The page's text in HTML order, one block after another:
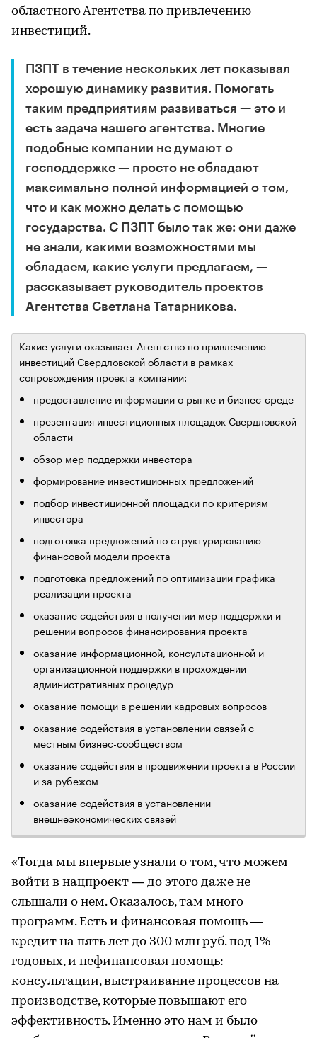
областного Агентства по привлечению
инвестиций.
ПЗПТ в течение нескольких лет показывал
хорошую динамику развития. Помогать
таким предприятиям развиваться — это и
есть задача нашего агентства. Многие
подобные компании не думают о
господдержке — просто не обладают
максимально полной информацией о том,
что и как можно делать с помощью
государства. С ПЗПТ было так же: они даже
не знали, какими возможностями мы
обладаем, какие услуги предлагаем, —
рассказывает руководитель проектов
Агентства Светлана Татарникова.
Какие услуги оказывает Агентство по привлечению
инвестиций Свердловской области в рамках
сопровождения проекта компании:
предоставление информации о рынке и бизнес-среде
презентация инвестиционных площадок Свердловской
области
обзор мер поддержки инвестора
формирование инвестиционных предложений
подбор инвестиционной площадки по критериям
инвестора
подготовка предложений по структурированию
финансовой модели проекта
подготовка предложений по оптимизации графика
реализации проекта
оказание содействия в получении мер поддержки и
решении вопросов финансирования проекта
оказание информационной, консультационной и
организационной поддержки в прохождении
административных процедур
оказание помощи в решении кадровых вопросов
оказание содействия в установлении связей с
местным бизнес-сообществом
оказание содействия в продвижении проекта в России
и за рубежом
оказание содействия в установлении
внешнеэкономических связей
«Тогда мы впервые узнали о том, что можем
войти в нацпроект — до этого даже не
слышали о нем. Оказалось, там много
программ. Есть и финансовая помощь —
кредит на пять лет до 300 млн руб. под 1%
годовых, и нефинансовая помощь:
консультации, выстраивание процессов на
производстве, которые повышают его
эффективность. Именно это нам и было